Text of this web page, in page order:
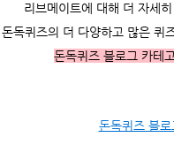
리브메이트에 대해 더 자세히
돈독퀴즈의 더 다양하고 많은 퀴
돈독퀴즈 블로그 카테
돈독퀴즈 블로